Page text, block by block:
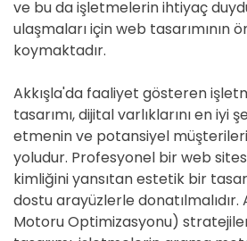
ve bu da işletmelerin ihtiyaç
ulaşmaları için web tasarımının
koymaktadır.
Akkışla'da faaliyet gösteren
tasarımı, dijital varlıklarını en iyi
etmenin ve potansiyel
yoludur. Profesyonel bir web
kimliğini yansıtan estetik bir
dostu arayüzlerle donatılmalıdır.
Motoru Optimizasyonu)